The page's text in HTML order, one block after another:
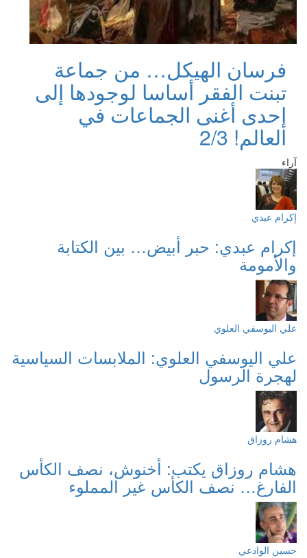
فرسان الهيكل… من جماعة
تبنت الفقر أساسا لوجودها إلى
إحدى أغنى الجماعات في
العالم! 2/3
آراء
إكرام عبدي
إكرام عبدي: حبر أبيض… بين الكتابة
والأمومة
علي اليوسفي العلوي
علي اليوسفي العلوي: الملابسات السياسية
لهجرة الرسول
هشام روزاق
هشام روزاق يكتب: أخنوش، نصف الكأس
الفارغ… نصف الكأس غير المملوء
حسين الوادعي